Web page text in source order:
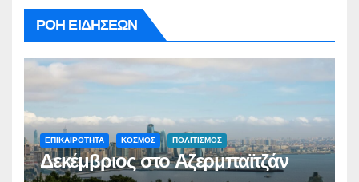
ΡΟΗ ΕΙΔΗΣΕΩΝ
ΕΠΙΚΑΙΡΟΤΗΤΑ ΚΟΣΜΟΣ ΠΟΛΙΤΙΣΜΟΣ
Δεκέμβριος στο Αζερμπαϊτζάν